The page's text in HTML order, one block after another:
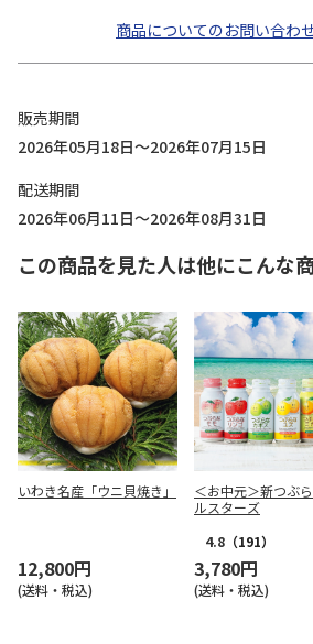
商品についてのお問い合わ
販売期間
2026年05月18日～2026年07月15日
配送期間
2026年06月11日～2026年08月31日
この商品を見た人は他にこんな
いわき名産「ウニ貝焼き」
12,800円
(送料・税込)
＜お中元＞新つぶ
ルスターズ
4.8 （191）
3,780円
(送料・税込)